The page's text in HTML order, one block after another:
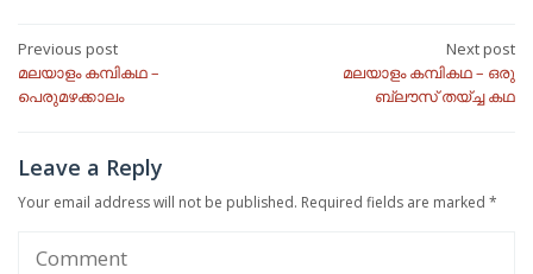
Post
navigation
Previous post
മലയാളം കമ്പികഥ –
പെരുമഴക്കാലം
Next post
മലയാളം കമ്പികഥ – ഒരു
ബ്ലൗസ് തയ്ച്ച കഥ
Leave a Reply
Your email address will not be published. Required fields are marked *